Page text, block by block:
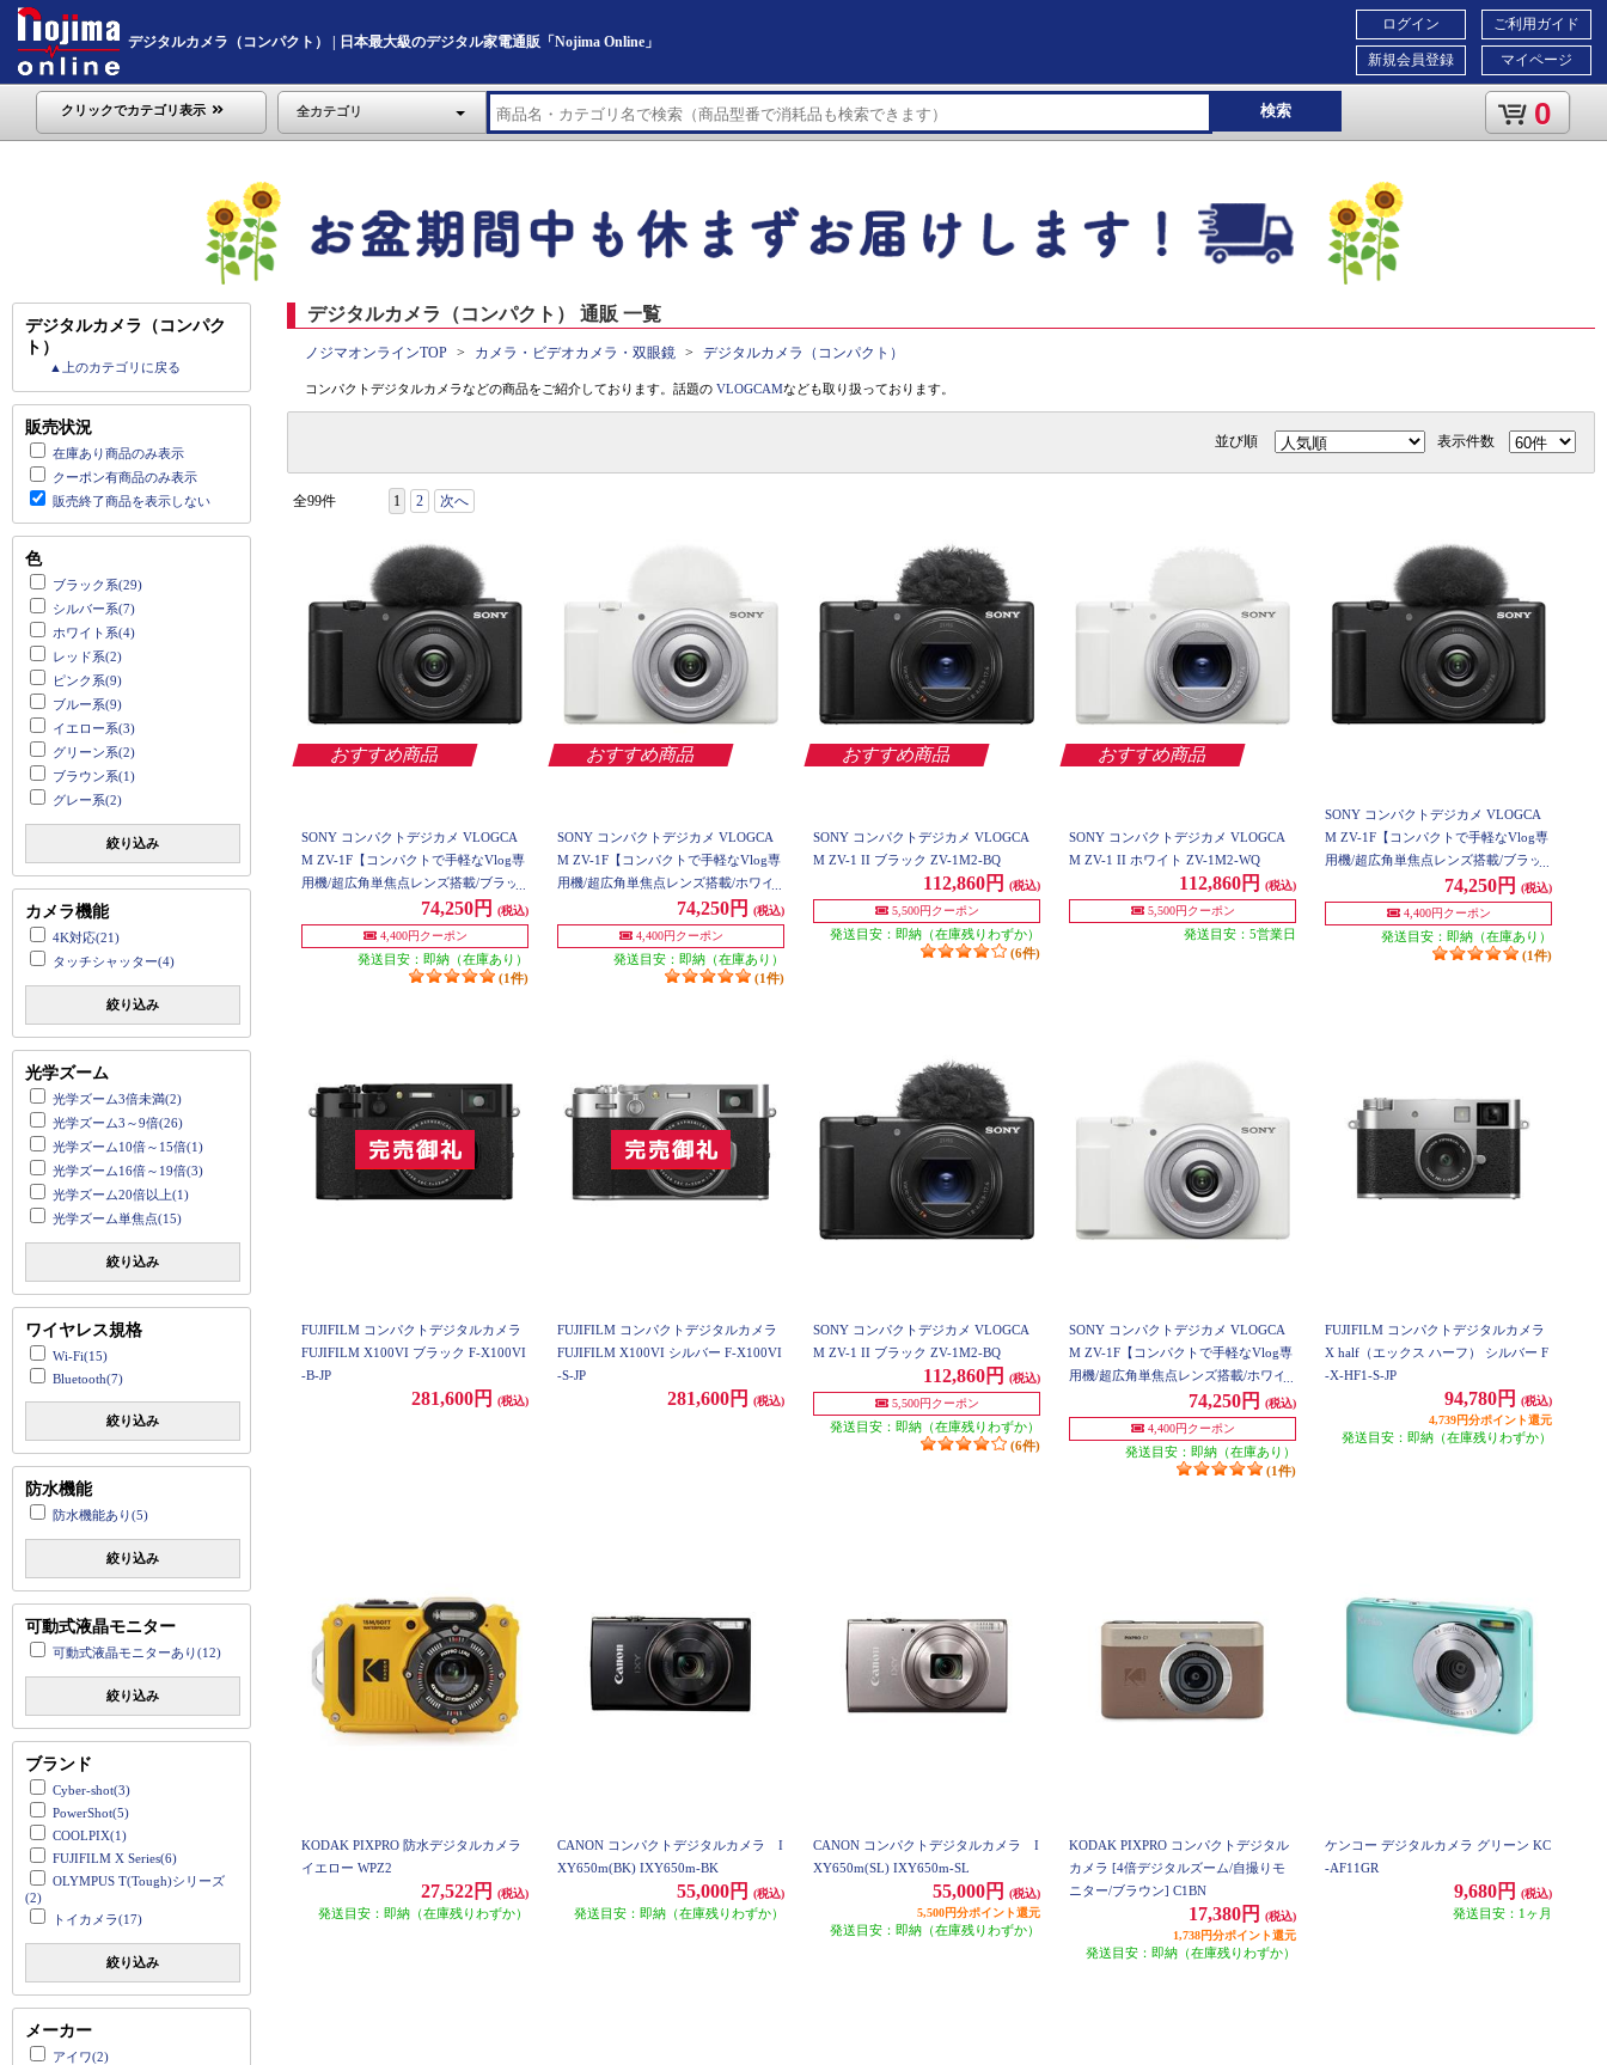
デジタルカメラ（コンパクト） | 日本最大級のデジタル家電通販「Nojima Online」
ご利用ガイド
マイページ
ログイン
新規会員登録
クリックでカテゴリ表示 全カテゴリ 検索 0
デジタルカメラ（コンパク
ト）
▲上のカテゴリに戻る
販売状況
在庫あり商品のみ表示
クーポン有商品のみ表示
販売終了商品を表示しない
色
ブラック系(29)
シルバー系(7)
ホワイト系(4)
レッド系(2)
ピンク系(9)
ブルー系(9)
イエロー系(3)
グリーン系(2)
ブラウン系(1)
グレー系(2)
絞り込み
カメラ機能
4K対応(21)
タッチシャッター(4)
絞り込み
光学ズーム
光学ズーム3倍未満(2)
光学ズーム3～9倍(26)
光学ズーム10倍～15倍(1)
光学ズーム16倍～19倍(3)
光学ズーム20倍以上(1)
光学ズーム単焦点(15)
絞り込み
ワイヤレス規格
Wi-Fi(15)
Bluetooth(7)
絞り込み
防水機能
防水機能あり(5)
絞り込み
可動式液晶モニター
可動式液晶モニターあり(12)
絞り込み
ブランド
Cyber-shot(3)
PowerShot(5)
COOLPIX(1)
FUJIFILM X Series(6)
OLYMPUS T(Tough)シリーズ
(2)
トイカメラ(17)
絞り込み
メーカー
アイワ(2)
デジタルカメラ（コンパクト） 通販 一覧
ノジマオンラインTOP カメラ・ビデオカメラ・双眼鏡 デジタルカメラ（コンパクト）
コンパクトデジタルカメラなどの商品をご紹介しております。話題の VLOGCAMなども取り扱っております。
並び順 表示件数
全99件 1 2 次へ
おすすめ商品
SONY コンパクトデジカメ VLOGCA
M ZV-1F【コンパクトで手軽なVlog専
用機/超広角単焦点レンズ搭載/ブラッ
74,250円
(税込)
4,400円クーポン
発送目安：即納（在庫あり）
(1件)
おすすめ商品
SONY コンパクトデジカメ VLOGCA
M ZV-1F【コンパクトで手軽なVlog専
用機/超広角単焦点レンズ搭載/ホワイ
74,250円
(税込)
4,400円クーポン
発送目安：即納（在庫あり）
(1件)
おすすめ商品
SONY コンパクトデジカメ VLOGCA
M ZV-1 II ブラック ZV-1M2-BQ
112,860円
(税込)
5,500円クーポン
発送目安：即納（在庫残りわずか）
(6件)
おすすめ商品
SONY コンパクトデジカメ VLOGCA
M ZV-1 II ホワイト ZV-1M2-WQ
112,860円
(税込)
5,500円クーポン
発送目安：5営業日
SONY コンパクトデジカメ VLOGCA
M ZV-1F【コンパクトで手軽なVlog専
用機/超広角単焦点レンズ搭載/ブラッ
74,250円
(税込)
4,400円クーポン
発送目安：即納（在庫あり）
(1件)
FUJIFILM コンパクトデジタルカメラ
FUJIFILM X100VI ブラック F-X100VI
-B-JP
281,600円 (税込)
FUJIFILM コンパクトデジタルカメラ
FUJIFILM X100VI シルバー F-X100VI
-S-JP
281,600円 (税込)
SONY コンパクトデジカメ VLOGCA
M ZV-1 II ブラック ZV-1M2-BQ
112,860円
(税込)
5,500円クーポン
発送目安：即納（在庫残りわずか）
(6件)
SONY コンパクトデジカメ VLOGCA
M ZV-1F【コンパクトで手軽なVlog専
用機/超広角単焦点レンズ搭載/ホワイ
74,250円
(税込)
4,400円クーポン
発送目安：即納（在庫あり）
(1件)
FUJIFILM コンパクトデジタルカメラ
X half（エックス ハーフ） シルバー F
-X-HF1-S-JP
94,780円
(税込)
4,739円分ポイント還元
発送目安：即納（在庫残りわずか）
KODAK PIXPRO 防水デジタルカメラ
イエロー WPZ2
27,522円 (税込)
発送目安：即納（在庫残りわずか）
CANON コンパクトデジタルカメラ I
XY650m(BK) IXY650m-BK
55,000円 (税込)
発送目安：即納（在庫残りわずか）
CANON コンパクトデジタルカメラ I
XY650m(SL) IXY650m-SL
55,000円
(税込)
5,500円分ポイント還元
発送目安：即納（在庫残りわずか）
KODAK PIXPRO コンパクトデジタル
カメラ [4倍デジタルズーム/自撮りモ
ニター/ブラウン] C1BN
17,380円
(税込)
1,738円分ポイント還元
発送目安：即納（在庫残りわずか）
ケンコー デジタルカメラ グリーン KC
-AF11GR
9,680円 (税込)
発送目安：1ヶ月